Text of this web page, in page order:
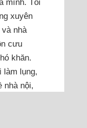
xuyên
nhà
cưu
khăn.
làm lụng,
nhà nội,